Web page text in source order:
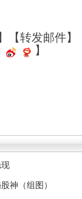
【转发邮件】
】
神（组图）